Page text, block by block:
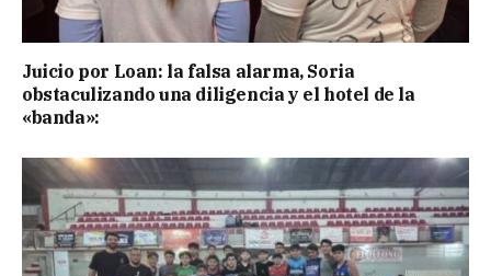
Juicio por Loan: la falsa alarma, Soria
obstaculizando una diligencia y el hotel de la
«banda»: